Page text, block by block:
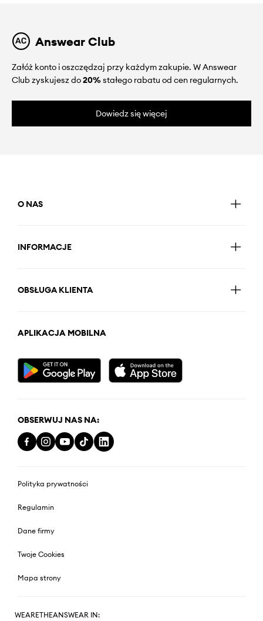
Answear Club
Załóż konto i oszczędzaj przy każdym zakupie. W Answear
Club zyskujesz do20%stałego rabatu od cen regularnych.
Dowiedz się więcej
O NAS
INFORMACJE
OBSŁUGA KLIENTA
APLIKACJA MOBILNA
OBSERWUJ NAS NA:
Polityka prywatności
Regulamin
Dane firmy
Twoje Cookies
Mapa strony
WEARETHEANSWEAR IN: